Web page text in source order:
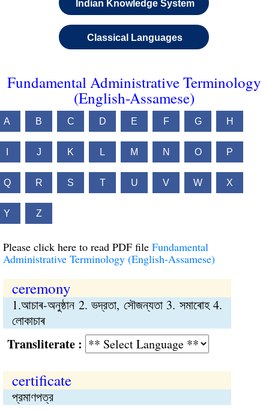
Indian Knowledge System
Classical Languages
Fundamental Administrative Terminology
(English-Assamese)
A B C D E F G H
J K L M N O P
Q R S T U V W X
Y Z
Please click here to read PDF file Fundamental
Administrative Terminology (English-Assamese)
ceremony
1.আচাৰ-অনুষ্ঠান 2. ভদ্রতা, সৌজন্যতা 3. সমাৰোহ 4.
লোকাচাৰ
:
certificate
প্রমাণপত্র